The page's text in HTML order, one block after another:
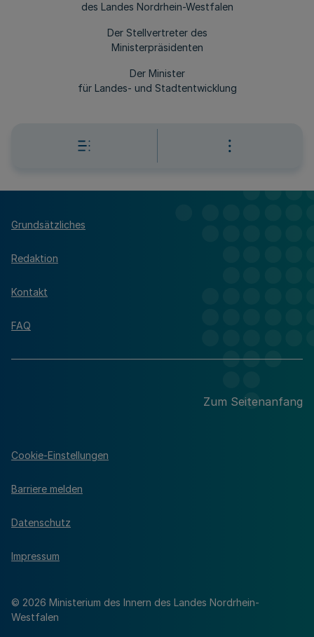
des Landes Nordrhein-Westfalen
Der Stellvertreter des
Ministerpräsidenten
Der Minister
für Landes- und Stadtentwicklung
Grundsätzliches
Redaktion
Kontakt
FAQ
Zum Seitenanfang
© 2026 Ministerium des Innern des Landes Nordrhein-
Westfalen
Cookie-Einstellungen
Barriere melden
Datenschutz
Impressum